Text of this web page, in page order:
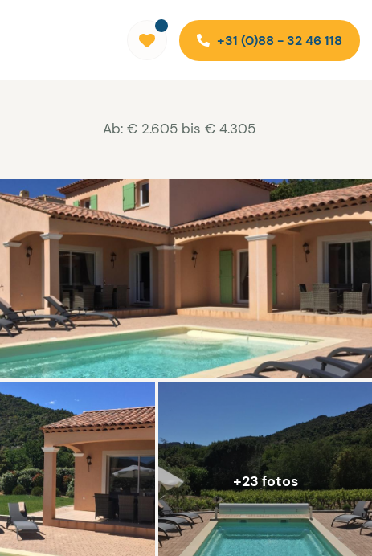
+31 (0)88 - 32 46 118
Ab: € 2.605 bis € 4.305
+23 fotos